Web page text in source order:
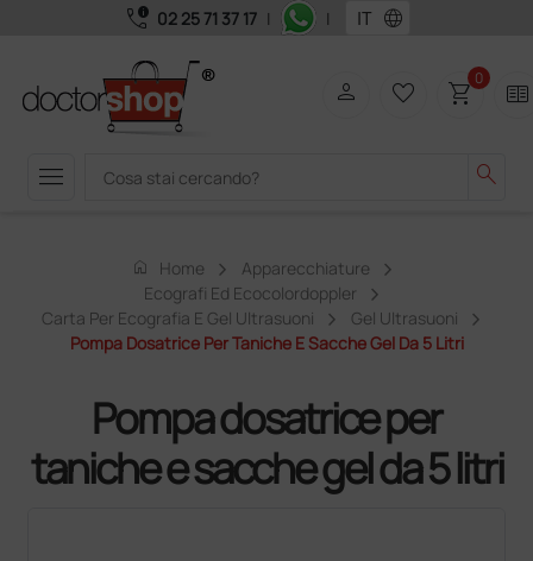
call_quality 02 25 71 37 17 | | language
menu search
person favorite_border shopping_cart0 two_pager
home Home
Apparecchiature
Ecografi Ed Ecocolordoppler
Carta Per Ecografia E Gel Ultrasuoni
Gel Ultrasuoni
Pompa Dosatrice Per Taniche E Sacche Gel Da 5 Litri
Pompa dosatrice per
taniche e sacche gel da 5 litri